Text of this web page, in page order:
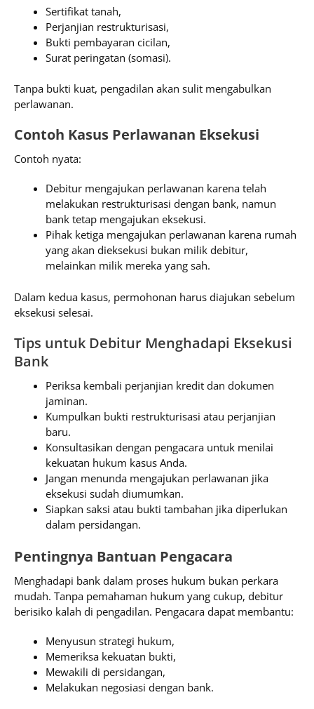
Sertifikat tanah,
Perjanjian restrukturisasi,
Bukti pembayaran cicilan,
Surat peringatan (somasi).
Tanpa bukti kuat, pengadilan akan sulit mengabulkan
perlawanan.
Contoh Kasus Perlawanan Eksekusi
Contoh nyata:
Debitur mengajukan perlawanan karena telah
melakukan restrukturisasi dengan bank, namun
bank tetap mengajukan eksekusi.
Pihak ketiga mengajukan perlawanan karena rumah
yang akan dieksekusi bukan milik debitur,
melainkan milik mereka yang sah.
Dalam kedua kasus, permohonan harus diajukan sebelum
eksekusi selesai.
Tips untuk Debitur Menghadapi Eksekusi
Bank
Periksa kembali perjanjian kredit dan dokumen
jaminan.
Kumpulkan bukti restrukturisasi atau perjanjian
baru.
Konsultasikan dengan pengacara untuk menilai
kekuatan hukum kasus Anda.
Jangan menunda mengajukan perlawanan jika
eksekusi sudah diumumkan.
Siapkan saksi atau bukti tambahan jika diperlukan
dalam persidangan.
Pentingnya Bantuan Pengacara
Menghadapi bank dalam proses hukum bukan perkara
mudah. Tanpa pemahaman hukum yang cukup, debitur
berisiko kalah di pengadilan. Pengacara dapat membantu:
Menyusun strategi hukum,
Memeriksa kekuatan bukti,
Mewakili di persidangan,
Melakukan negosiasi dengan bank.